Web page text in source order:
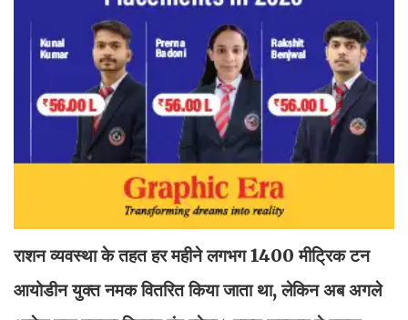
राशन व्यवस्था के तहत हर महीने लगभग 1400 मीट्रिक टन
आयोडीन युक्त नमक वितरित किया जाता था, लेकिन अब अगले